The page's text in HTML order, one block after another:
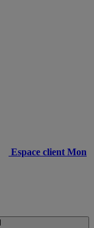
Espace client Mon